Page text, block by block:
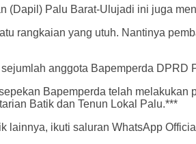
(Dapil) Palu Barat-Ulujadi ini juga
rangkaian yang utuh. Nantinya
anggota Bapemperda
Bapemperda telah
Batik dan Tenun Lokal Palu.***
lainnya, ikuti saluran WhatsApp